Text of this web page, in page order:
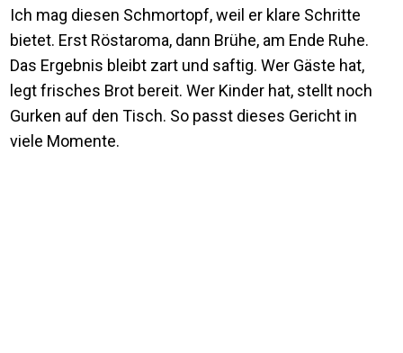
Ich mag diesen Schmortopf, weil er klare Schritte
bietet. Erst Röstaroma, dann Brühe, am Ende Ruhe.
Das Ergebnis bleibt zart und saftig. Wer Gäste hat,
legt frisches Brot bereit. Wer Kinder hat, stellt noch
Gurken auf den Tisch. So passt dieses Gericht in
viele Momente.